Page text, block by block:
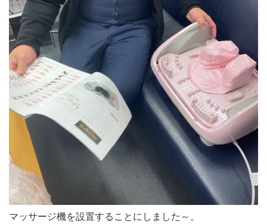
マッサージ機を設置することにしました～。